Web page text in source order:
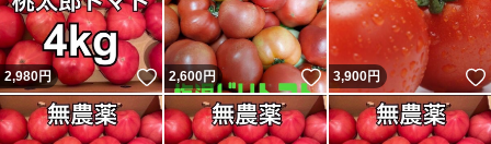
2,980円 いいね！
2,600円 いいね！
3,900円